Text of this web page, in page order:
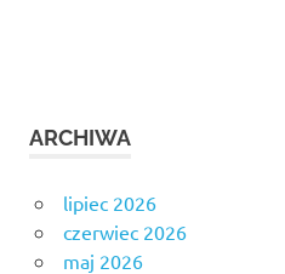
ARCHIWA
lipiec 2026
czerwiec 2026
maj 2026